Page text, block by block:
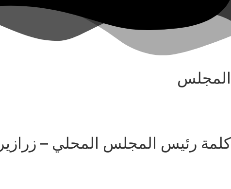
المجلس
كلمة رئيس المجلس المحلي – زرازير